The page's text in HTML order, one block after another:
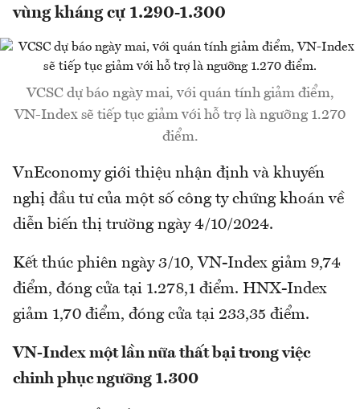
vùng kháng cự 1.290-1.300
VCSC dự báo ngày mai, với quán tính giảm điểm,
VN-Index sẽ tiếp tục giảm với hỗ trợ là ngưỡng 1.270
điểm.
VnEconomy giới thiệu nhận định và khuyến
nghị đầu tư của một số công ty chứng khoán về
diễn biến thị trường ngày 4/10/2024.
Kết thúc phiên ngày 3/10, VN-Index giảm 9,74
điểm, đóng cửa tại 1.278,1 điểm. HNX-Index
giảm 1,70 điểm, đóng cửa tại 233,35 điểm.
VN-Index một lần nữa thất bại trong việc
chinh phục ngưỡng 1.300